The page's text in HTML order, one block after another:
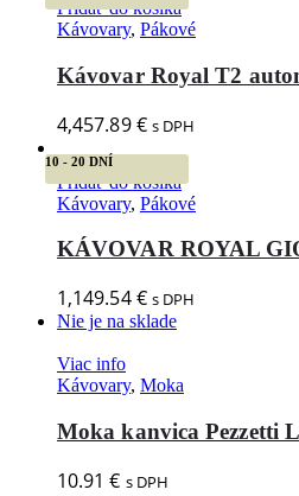
Pridať do košíka
Kávovary, Pákové
Kávovar Royal T2
4,457.89€ s DPH
10 - 20 DNÍ
Pridať do košíka
Kávovary, Pákové
KÁVOVAR ROYAL
1,149.54€ s DPH
Nie je na sklade
Viac info
Kávovary, Moka
Moka kanvica Pezzetti
10.91€ s DPH